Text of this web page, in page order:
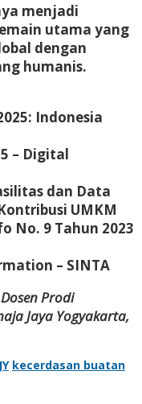
menjadi
utama yang
dengan
humanis.
Indonesia
– Digital
dan Data
UMKM
No. 9 Tahun 2023
– SINTA
Prodi
Jaya Yogyakarta,
kecerdasan buatan